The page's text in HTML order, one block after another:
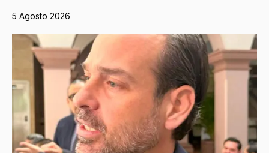
5 Agosto 2026